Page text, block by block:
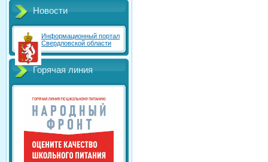
Новости
Информационный портал
Свердловской области
Горячая линия